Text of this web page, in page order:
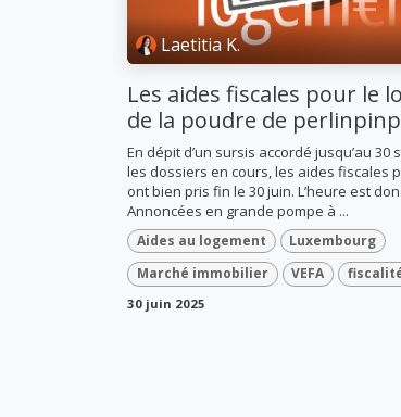
Laetitia K.
Les aides fiscales pour le
de la poudre de
En dépit d’un sursis accordé jusqu’au
les dossiers en cours, les aides fiscales
ont bien pris fin le 30 juin. L’heure est
Annoncées en grande pompe à ...
Aides au logement
Luxembourg
Marché immobilier
VEFA
30 juin 2025